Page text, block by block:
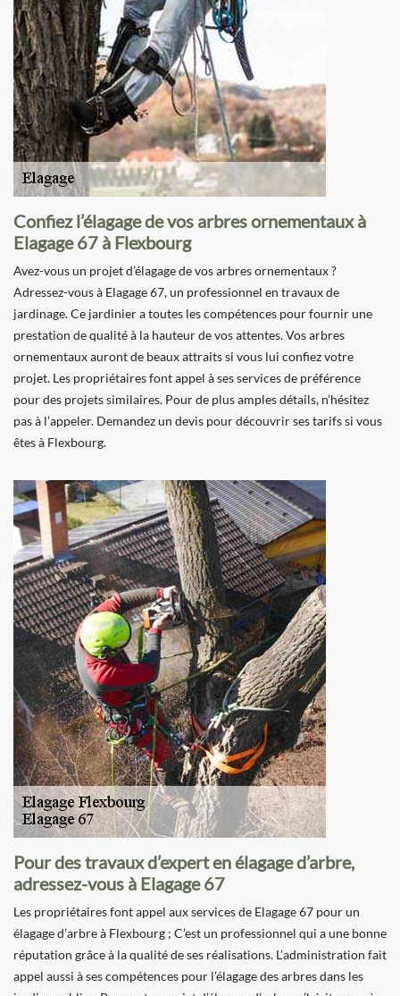
Confiez l’élagage de vos arbres ornementaux à
Elagage 67 à Flexbourg
Avez-vous un projet d’élagage de vos arbres ornementaux ?
Adressez-vous à Elagage 67, un professionnel en travaux de
jardinage. Ce jardinier a toutes les compétences pour fournir une
prestation de qualité à la hauteur de vos attentes. Vos arbres
ornementaux auront de beaux attraits si vous lui confiez votre
projet. Les propriétaires font appel à ses services de préférence
pour des projets similaires. Pour de plus amples détails, n’hésitez
pas à l’appeler. Demandez un devis pour découvrir ses tarifs si vous
êtes à Flexbourg.
Pour des travaux d’expert en élagage d’arbre,
adressez-vous à Elagage 67
Les propriétaires font appel aux services de Elagage 67 pour un
élagage d’arbre à Flexbourg ; C’est un professionnel qui a une bonne
réputation grâce à la qualité de ses réalisations. L’administration fait
appel aussi à ses compétences pour l’élagage des arbres dans les